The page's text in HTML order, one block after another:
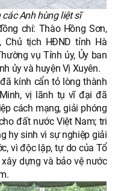
Anh hùng liệt sĩ
chí: Thào Hồng Sơn,
Chủ tịch HĐND tỉnh Hà
vụ Tỉnh ủy, Ủy ban
ủy và huyện Vị Xuyên.
kính cẩn tỏ lòng thành
vị lãnh tụ vĩ đại đã
cách mạng, giải phóng
đất nước Việt Nam; tri
hy sinh vì sự nghiệp giải
vì độc lập, tự do của Tổ
dựng và bảo vệ nước